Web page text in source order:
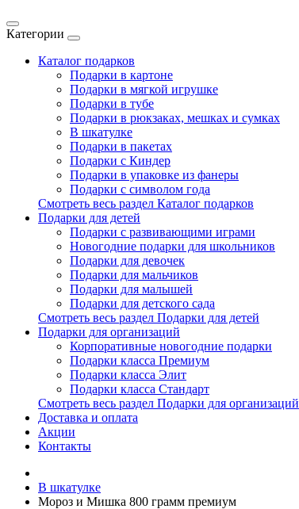
Категории
Каталог подарков
Подарки в картоне
Подарки в мягкой игрушке
Подарки в тубе
Подарки в рюкзаках, мешках и сумках
В шкатулке
Подарки в пакетах
Подарки с Киндер
Подарки в упаковке из фанеры
Подарки с символом года
Смотреть весь раздел Каталог подарков
Подарки для детей
Подарки с развивающими играми
Новогодние подарки для школьников
Подарки для девочек
Подарки для мальчиков
Подарки для малышей
Подарки для детского сада
Смотреть весь раздел Подарки для детей
Подарки для организаций
Корпоративные новогодние подарки
Подарки класса Премиум
Подарки класса Элит
Подарки класса Стандарт
Смотреть весь раздел Подарки для организаций
Доставка и оплата
Акции
Контакты
В шкатулке
Мороз и Мишка 800 грамм премиум